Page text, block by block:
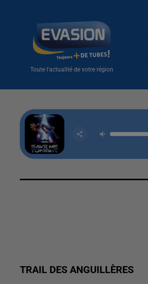
Toute l'actualité de votre région
TRAIL DES ANGUILLÈRES